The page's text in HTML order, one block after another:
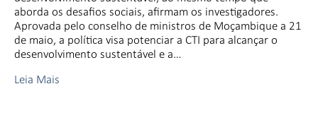
aborda os desafios sociais, afirmam os investigadores.
Aprovada pelo conselho de ministros de Moçambique a 21
de maio, a política visa potenciar a CTI para alcançar o
desenvolvimento sustentável e a…
Leia Mais